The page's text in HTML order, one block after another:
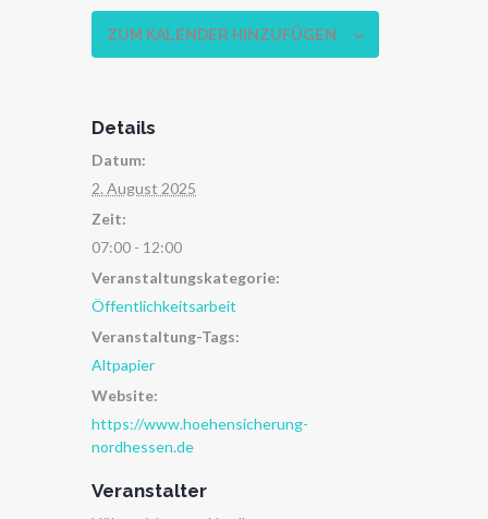
ZUM KALENDER HINZUFÜGEN
Details
Datum:
2. August 2025
Zeit:
07:00 - 12:00
Veranstaltungskategorie:
Öffentlichkeitsarbeit
Veranstaltung-Tags:
Altpapier
Website:
https://www.hoehensicherung-
nordhessen.de
Veranstalter